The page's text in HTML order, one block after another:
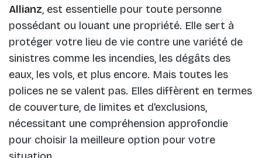
Allianz, est essentielle pour toute personne
possédant ou louant une propriété. Elle sert à
protéger votre lieu de vie contre une variété de
sinistres comme les incendies, les dégâts des
eaux, les vols, et plus encore. Mais toutes les
polices ne se valent pas. Elles diffèrent en termes
de couverture, de limites et d'exclusions,
nécessitant une compréhension approfondie
pour choisir la meilleure option pour votre